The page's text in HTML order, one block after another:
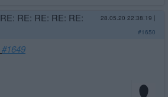
RE: RE: RE: RE: RE:
28.05.20 22:38:19 |
#1650
#1649